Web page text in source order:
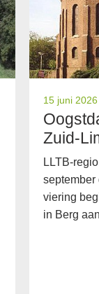
15 juni 2026
Zuid-
LLTB-
viering
in Berg